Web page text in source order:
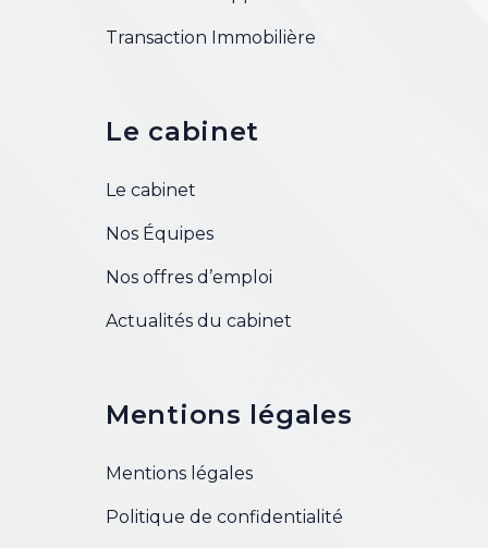
Transaction Immobilière
Le cabinet
Le cabinet
Nos Équipes
Nos offres d’emploi
Actualités du cabinet
Mentions légales
Mentions légales
Politique de confidentialité